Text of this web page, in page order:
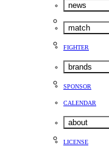
news
match
FIGHTER
brands
SPONSOR
CALENDAR
about
LICENSE